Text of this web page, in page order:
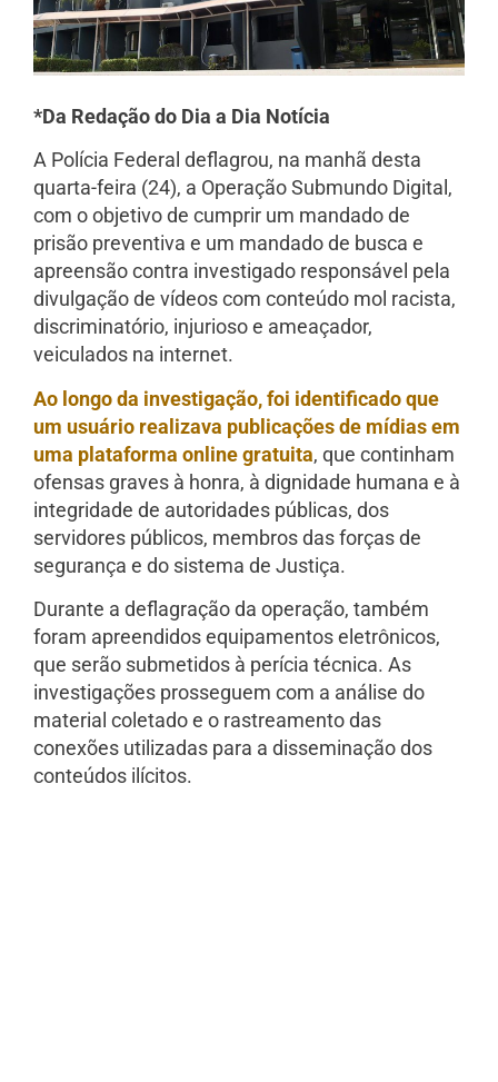
*Da Redação do Dia a Dia Notícia
A Polícia Federal deflagrou, na manhã desta
quarta-feira (24), a Operação Submundo Digital,
com o objetivo de cumprir um mandado de
prisão preventiva e um mandado de busca e
apreensão contra investigado responsável pela
divulgação de vídeos com conteúdo mol racista,
discriminatório, injurioso e ameaçador,
veiculados na internet.
Ao longo da investigação, foi identificado que
um usuário realizava publicações de mídias em
uma plataforma online gratuita, que continham
ofensas graves à honra, à dignidade humana e à
integridade de autoridades públicas, dos
servidores públicos, membros das forças de
segurança e do sistema de Justiça.
Durante a deflagração da operação, também
foram apreendidos equipamentos eletrônicos,
que serão submetidos à perícia técnica. As
investigações prosseguem com a análise do
material coletado e o rastreamento das
conexões utilizadas para a disseminação dos
conteúdos ilícitos.